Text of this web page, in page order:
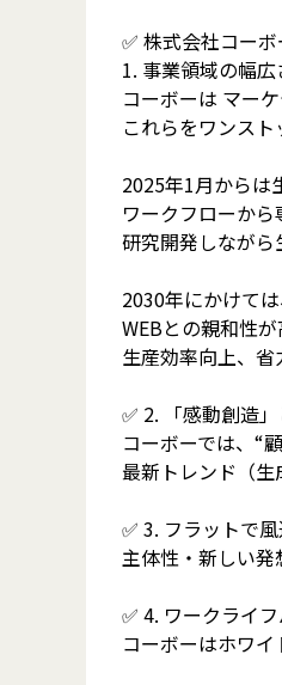
✅ 株式会社コー
1. 事業領域の幅
コーボーは マー
これらをワンスト
2025年1月からは
ワークフローから
研究開発しながら
2030年にかけて
WEBとの親和性
生産効率向上、省
✅ 2. 「感動創造
コーボーでは、“
最新トレンド（生
✅ 3. フラットで
主体性・新しい
✅ 4. ワークライ
コーボーはホワ